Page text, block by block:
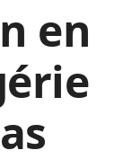
en